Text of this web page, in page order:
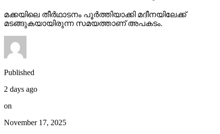
മക്കയിലെ തീര്‍ഥാടനം പൂര്‍ത്തിയാക്കി മദീനയിലേക്ക്
മടങ്ങുകയായിരുന്ന സമയത്താണ് അപകടം.
Published
2 days ago
on
November 17, 2025